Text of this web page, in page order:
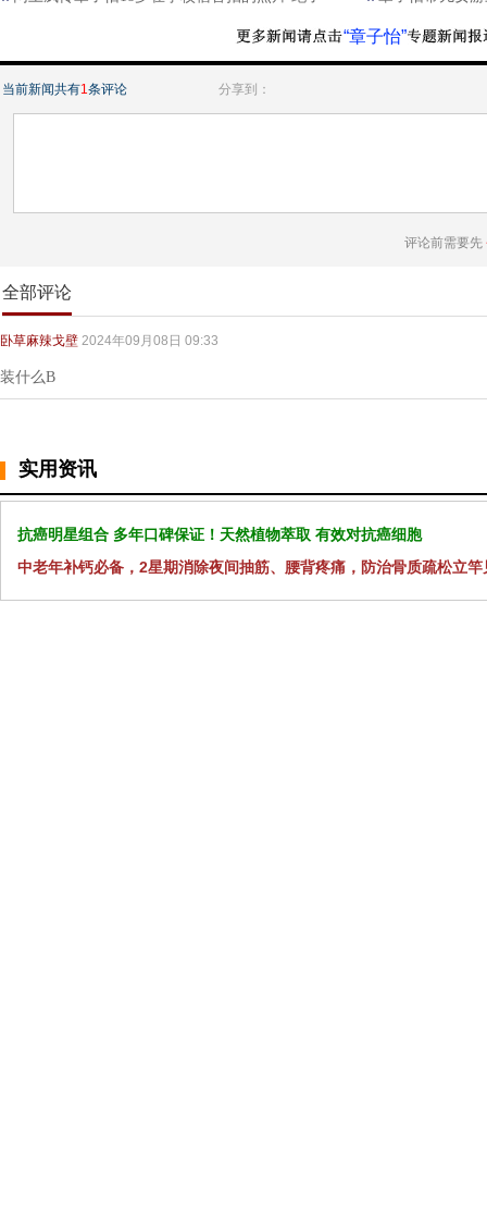
“章子怡”
当前新闻共有1条评论 分享到：
评论前需要先
全部评论
卧草麻辣戈壁 2024年09月08日 09:33
装什么B
实用资讯
抗癌明星组合 多年口碑保证！天然植物萃取 有效对抗癌细胞
中老年补钙必备，2星期消除夜间抽筋、腰背疼痛，防治骨质疏松立竿